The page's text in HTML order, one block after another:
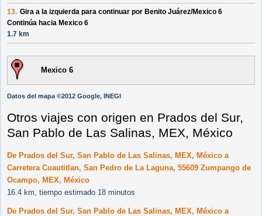
13. Gira a la izquierda para continuar por Benito Juárez/Mexico 6
Continúa hacia Mexico 6
1.7 km
Mexico 6
Datos del mapa ©2012 Google, INEGI
Otros viajes con origen en Prados del Sur,
San Pablo de Las Salinas, MEX, México
De Prados del Sur, San Pablo de Las Salinas, MEX, México a
Carretera Cuautitlan, San Pedro de La Laguna, 55609 Zumpango de
Ocampo, MEX, México
16.4 km, tiempo estimado 18 minutos
De Prados del Sur, San Pablo de Las Salinas, MEX, México a